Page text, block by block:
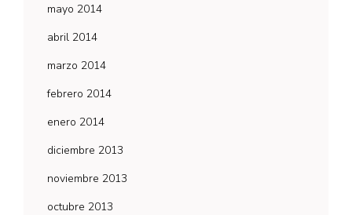
mayo 2014
abril 2014
marzo 2014
febrero 2014
enero 2014
diciembre 2013
noviembre 2013
octubre 2013